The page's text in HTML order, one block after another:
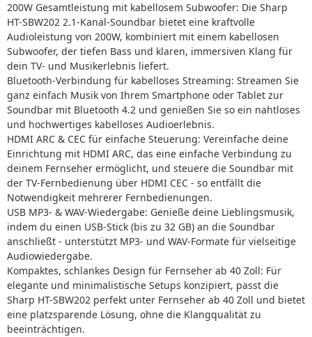
200W Gesamtleistung mit kabellosem Subwoofer: Die Sharp
HT-SBW202 2.1-Kanal-Soundbar bietet eine kraftvolle
Audioleistung von 200W, kombiniert mit einem kabellosen
Subwoofer, der tiefen Bass und klaren, immersiven Klang für
dein TV- und Musikerlebnis liefert.
Bluetooth-Verbindung für kabelloses Streaming: Streamen Sie
ganz einfach Musik von Ihrem Smartphone oder Tablet zur
Soundbar mit Bluetooth 4.2 und genießen Sie so ein nahtloses
und hochwertiges kabelloses Audioerlebnis.
HDMI ARC & CEC für einfache Steuerung: Vereinfache deine
Einrichtung mit HDMI ARC, das eine einfache Verbindung zu
deinem Fernseher ermöglicht, und steuere die Soundbar mit
der TV-Fernbedienung über HDMI CEC - so entfällt die
Notwendigkeit mehrerer Fernbedienungen.
USB MP3- & WAV-Wiedergabe: Genieße deine Lieblingsmusik,
indem du einen USB-Stick (bis zu 32 GB) an die Soundbar
anschließt - unterstützt MP3- und WAV-Formate für vielseitige
Audiowiedergabe.
Kompaktes, schlankes Design für Fernseher ab 40 Zoll: Für
elegante und minimalistische Setups konzipiert, passt die
Sharp HT-SBW202 perfekt unter Fernseher ab 40 Zoll und bietet
eine platzsparende Lösung, ohne die Klangqualität zu
beeinträchtigen.